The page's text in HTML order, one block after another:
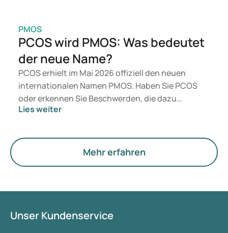
PMOS
PCOS wird PMOS: Was bedeutet
der neue Name?
PCOS erhielt im Mai 2026 offiziell den neuen
internationalen Namen PMOS. Haben Sie PCOS
oder erkennen Sie Beschwerden, die dazu
passen? Medizinisch ändert sich vorerst nichts.
Hormone, den Stoffwechsel und die Funktion der
Lies weiter
Mehr erfahren
Unser Kundenservice